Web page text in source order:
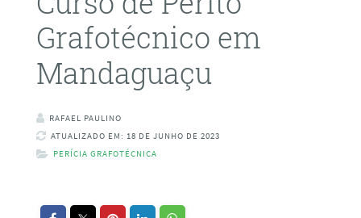
Grafotécnico em
Mandaguaçu
RAFAEL PAULINO
ATUALIZADO EM: 18 DE JUNHO DE 2023
PERÍCIA GRAFOTÉCNICA